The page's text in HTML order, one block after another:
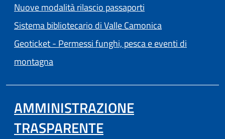
Nuove modalità rilascio passaporti
Sistema bibliotecario di Valle Camonica
Geoticket - Permessi funghi, pesca e eventi di
montagna
AMMINISTRAZIONE
TRASPARENTE